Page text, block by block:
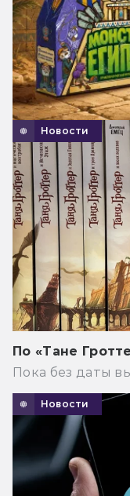
Новости
По «Тане
Пока без даты
Новости